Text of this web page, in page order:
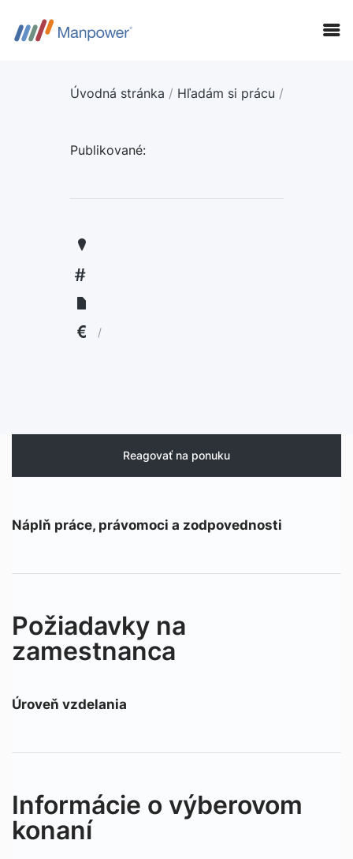
FIRMY
Úvodná stránka / Hľadám si prácu /
Publikované:
/
Reagovať na ponuku
Náplň práce, právomoci a zodpovednosti
Požiadavky na
zamestnanca
Úroveň vzdelania
Informácie o výberovom
konaní